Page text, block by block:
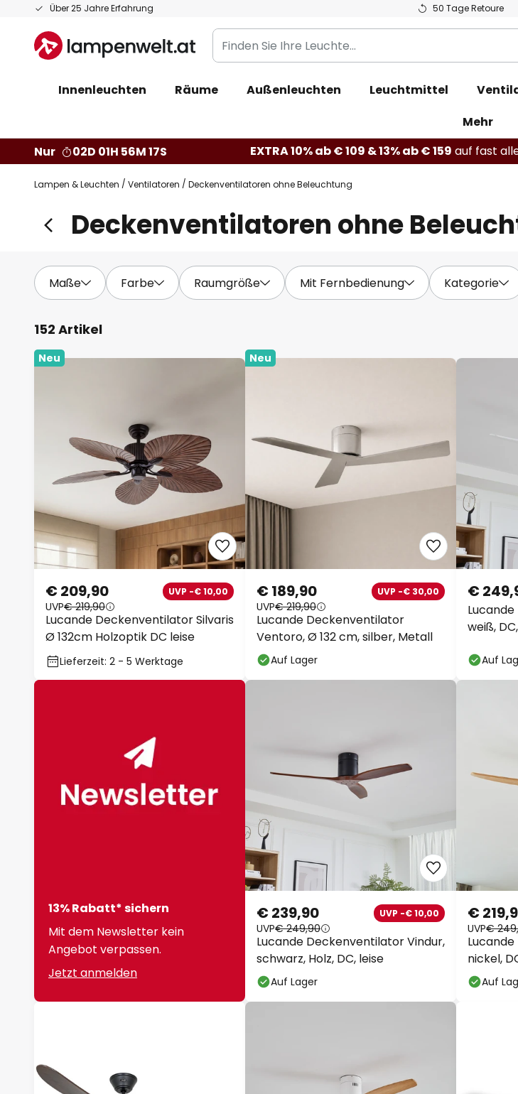
Über 25 Jahre Erfahrung 50 Tage Retoure
Zum
springen
Finden
Sie
Leuchte...
Innenleuchten Räume Außenleuchten Leuchtmittel
Mehr
Nur
02D 01H 56M 16S EXTRA 10% ab € 109 & 13% ab € 159 auf fast
Lampen & Leuchten Ventilatoren Deckenventilatoren ohne Beleuchtung
Deckenventilatoren ohne
Maße Farbe Raumgröße Mit Fernbedienung Kategorie
152 Artikel
Neu
Lucande Deckenventilator Silvaris
Ø 132cm Holzoptik DC leise
€ 209,90 UVP -€ 10,00
UVP€ 219,90
Lieferzeit: 2 - 5 Werktage
Neu
Lucande Deckenventilator
Ventoro, Ø 132 cm, silber, Metall
€ 189,90 UVP -€ 30,00
UVP€ 219,90
Auf Lager
weiß,
€
Auf
13% Rabatt* sichern
Mit dem Newsletter kein
Angebot verpassen.
Jetzt anmelden
Lucande Deckenventilator Vindur,
schwarz, Holz, DC, leise
€ 239,90 UVP -€ 10,00
UVP€ 249,90
Auf Lager
nickel,
€
UVP€
Auf